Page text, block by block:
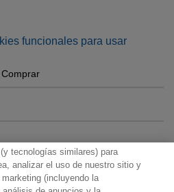
funcionales para usar
Comprar
tecnologías similares) para
analizar el uso de nuestro sitio y
(incluyendo la